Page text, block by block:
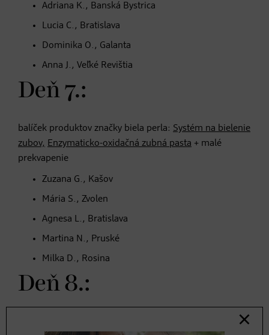
Adriana K., Banská Bystrica
Lucia C., Bratislava
Dominika O., Galanta
Anna J., Veľké Revištia
Deň 7.:
balíček produktov značky biela perla: Systém na bielenie
zubov, Enzymaticko-oxidačná zubná pasta + malé
prekvapenie
Zuzana G., Kašov
Mária S., Zvolen
Agnesa L., Bratislava
Martina N., Pruské
Milka D., Rosina
Deň 8.: